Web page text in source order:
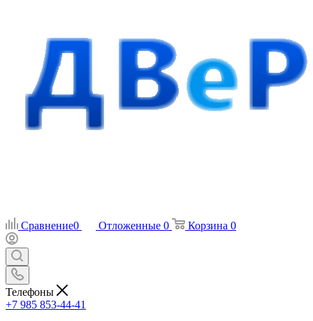
Сравнение0 Отложенные 0 Корзина 0
Телефоны
+7 985 853-44-41